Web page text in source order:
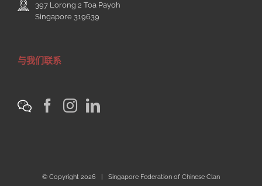
397 Lorong 2 Toa Payoh
Singapore 319639
与我们联系
© Copyright 2026 | Singapore Federation of Chinese Clan